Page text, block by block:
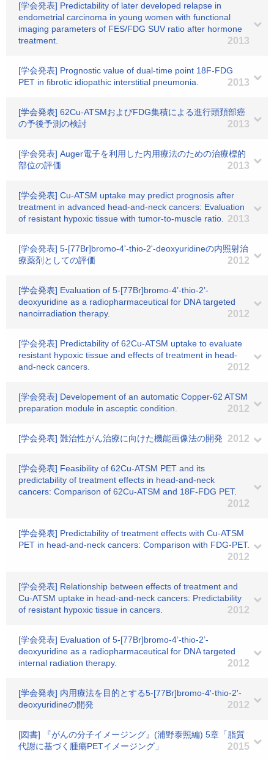
[学会発表] Predictability of later developed relapse in
endometrial carcinoma in young women with functional
imaging parameters of FES/FDG SUV ratio after hormone
treatment.
2013
[学会発表] Prognostic value of dual-time point 18F-FDG
PET in fibrotic idiopathic interstitial pneumonia.
2013
[学会発表] 62Cu-ATSMおよびFDG集積による進行頭頚部癌
の予後予測の検討
2013
[学会発表] Auger電子を利用した内用療法のための治療標的
部位の評価
2013
[学会発表] Cu-ATSM uptake may predict prognosis after
treatment in advanced head-and-neck cancers: Evaluation
of resistant hypoxic tissue with tumor-to-muscle ratio.
2013
[学会発表] 5-[77Br]bromo-4'-thio-2'-deoxyuridineの内照射治
療薬剤としての評価
2012
[学会発表] Evaluation of 5-[77Br]bromo-4’-thio-2’-
deoxyuridine as a radiopharmaceutical for DNA targeted
nanoirradiation therapy.
2012
[学会発表] Predictability of 62Cu-ATSM uptake to evaluate
resistant hypoxic tissue and effects of treatment in head-
and-neck cancers.
2012
[学会発表] Developement of an automatic Copper-62 ATSM
preparation module in asceptic condition.
2012
[学会発表] 難治性がん治療に向けた機能画像法の開発 2012
[学会発表] Feasibility of 62Cu-ATSM PET and its
predictability of treatment effects in head-and-neck
cancers: Comparison of 62Cu-ATSM and 18F-FDG PET.
2012
[学会発表] Predictability of treatment effects with Cu-ATSM
PET in head-and-neck cancers: Comparison with FDG-PET.
2012
[学会発表] Relationship between effects of treatment and
Cu-ATSM uptake in head-and-neck cancers: Predictability
of resistant hypoxic tissue in cancers.
2012
[学会発表] Evaluation of 5-[77Br]bromo-4’-thio-2’-
deoxyuridine as a radiopharmaceutical for DNA targeted
internal radiation therapy.
2012
[学会発表] 内用療法を目的とする5-[77Br]bromo-4'-thio-2'-
deoxyuridineの開発
2012
[図書] 『がんの分子イメージング』(浦野泰照編) 5章「脂質
代謝に基づく腫瘍PETイメージング」
2015